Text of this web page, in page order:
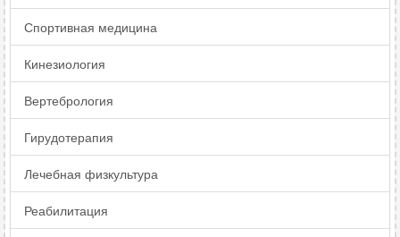
Спортивная медицина
Кинезиология
Вертебрология
Гирудотерапия
Лечебная физкультура
Реабилитация